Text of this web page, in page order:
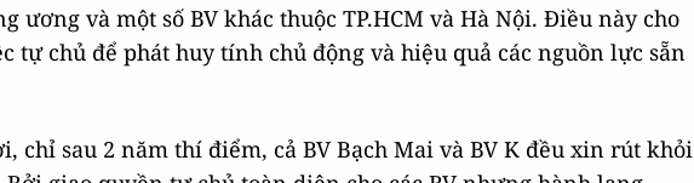
ương và một số BV khác thuộc TP.HCM và Hà Nội. Điều này cho
tự chủ để phát huy tính chủ động và hiệu quả các nguồn lực sẵn
chỉ sau 2 năm thí điểm, cả BV Bạch Mai và BV K đều xin rút khỏi